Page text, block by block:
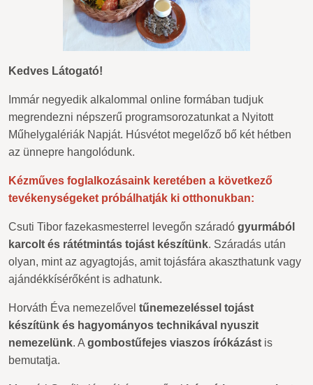
Kedves Látogató!
Immár negyedik alkalommal online formában tudjuk
megrendezni népszerű programsorozatunkat a Nyitott
Műhelygalériák Napját. Húsvétot megelőző bő két hétben
az ünnepre hangolódunk.
Kézműves foglalkozásaink keretében a következő
tevékenységeket próbálhatják ki otthonukban:
Csuti Tibor fazekasmesterrel levegőn száradó gyurmából
karcolt és rátétmintás tojást készítünk. Száradás után
olyan, mint az agyagtojás, amit tojásfára akaszthatunk vagy
ajándékkísérőként is adhatunk.
Horváth Éva nemezelővel tűnemezeléssel tojást
készítünk és hagyományos technikával nyuszit
nemezelünk. A gombostűfejes viaszos írókázást is
bemutatja.